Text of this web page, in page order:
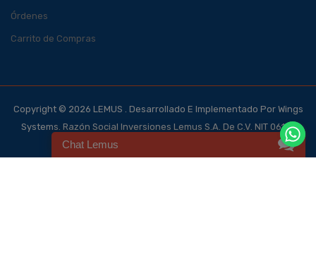
Órdenes
Carrito de Compras
Copyright © 2026 LEMUS . Desarrollado E Implementado Por Wings
Systems. Razón Social Inversiones Lemus S.A. De C.V. NIT 0614-
140700-101-4, NRC 123562-0
Chat Lemus